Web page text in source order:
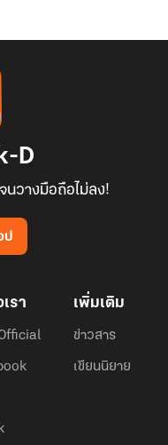
D
วางมือถือไม่ลง!
ป
รา เพิ่มเติม
ข่าวสาร
เขียนนิยาย